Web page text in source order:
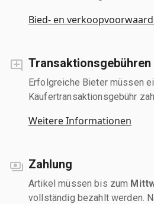
Bied- en
Transaktionsgebühren
Erfolgreiche Bieter müssen
Käufertransaktionsgebühr
Weitere Informationen
Zahlung
Artikel müssen bis zum
vollständig bezahlt werden.